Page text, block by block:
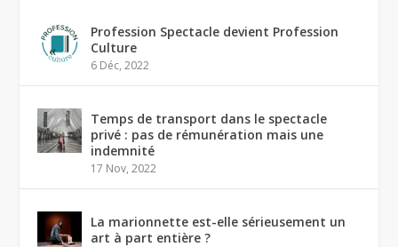
Profession Spectacle devient Profession
Culture
6 Déc, 2022
Temps de transport dans le spectacle
privé : pas de rémunération mais une
indemnité
17 Nov, 2022
La marionnette est-elle sérieusement un
art à part entière ?